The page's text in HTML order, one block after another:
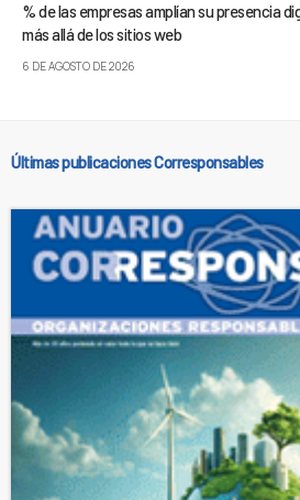
% de las empresas amplían su presencia
más allá de los sitios web
6 DE AGOSTO DE 2026
Últimas publicaciones Corresponsables